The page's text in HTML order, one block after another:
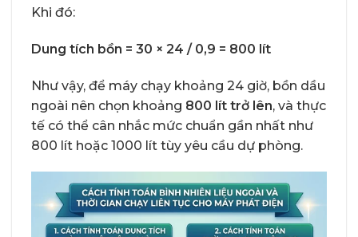
Khi đó:
Dung tích bồn = 30 × 24 / 0,9 = 800 lít
Như vậy, để máy chạy khoảng 24 giờ, bồn dầu
ngoài nên chọn khoảng 800 lít trở lên, và thực
tế có thể cân nhắc mức chuẩn gần nhất như
800 lít hoặc 1000 lít tùy yêu cầu dự phòng.